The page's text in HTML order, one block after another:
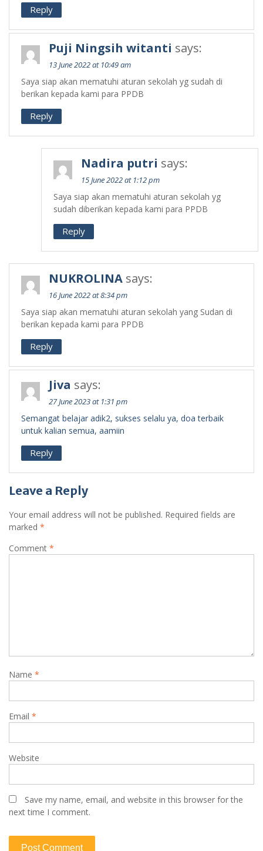
Reply
Puji Ningsih witanti says:
13 June 2022 at 10:49 am
Saya siap akan mematuhi aturan sekolah yg sudah di
berikan kepada kami para PPDB
Reply
Nadira putri says:
15 June 2022 at 1:12 pm
Saya siap akan mematuhi aturan sekolah yg
sudah diberikan kepada kami para PPDB
Reply
NUKROLINA says:
16 June 2022 at 8:34 pm
Saya siap akan mematuhi aturan sekolah yang Sudan di
berikan kepada kami para PPDB
Reply
Jiva says:
27 June 2023 at 1:31 pm
Semangat belajar adik2, sukses selalu ya, doa terbaik
untuk kalian semua, aamiin
Reply
Leave a Reply
Your email address will not be published. Required fields are
marked *
Comment *
Name *
Email *
Website
Save my name, email, and website in this browser for the
next time I comment.